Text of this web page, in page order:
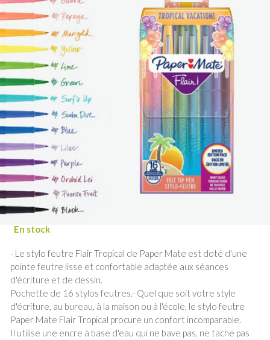
- Le stylo feutre Flair Tropical de Paper Mate est doté d'une
pointe feutre lisse et confortable adaptée aux séances
d'écriture et de dessin.
Pochette de 16 stylos feutres.- Quel que soit votre style
d'écriture, au bureau, à la maison ou à l'école, le stylo feutre
Paper Mate Flair Tropical procure un confort incomparable.
Il utilise une encre à base d'eau qui ne bave pas, ne tache pas